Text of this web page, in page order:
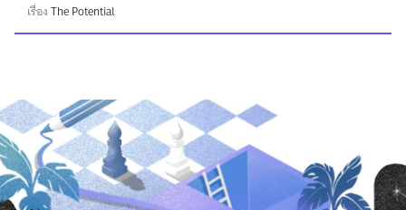
เรื่องThe Potential